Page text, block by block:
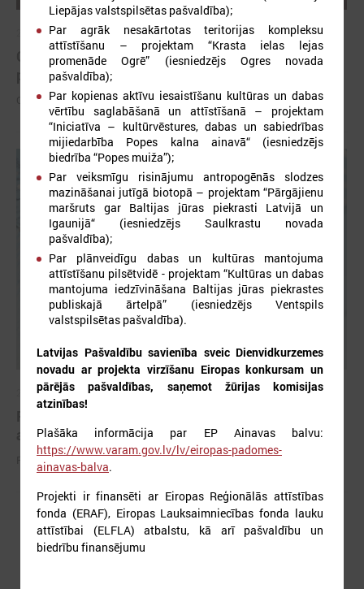
2026. gada 26. maijs
Cildināti “Talkas cilts balvas” uzvarētāji un
pašvaldību koordinatori
Cildināti “Talkas cilts balvas” uzvarētāji un pašvaldību koordinatori
2026. gada 25. maijs
apraides gadījumā
Pieejamas rīcības vadlīnijas institūcijām šūnu apraides gadījumā
Liepājas valstspilsētas pašvaldība);
Par agrāk nesakārtotas teritorijas kompleksu
attīstīšanu – projektam “Krasta ielas lejas
promenāde Ogrē” (iesniedzējs Ogres novada
pašvaldība);
Par kopienas aktīvu iesaistīšanu kultūras un dabas
vērtību saglabāšanā un attīstīšanā – projektam
“Iniciatīva – kultūrvēstures, dabas un sabiedrības
mijiedarbība Popes kalna ainavā“ (iesniedzējs
biedrība “Popes muiža”);
Par veiksmīgu risinājumu antropogēnās slodzes
mazināšanai jutīgā biotopā – projektam “Pārgājienu
maršruts gar Baltijas jūras piekrasti Latvijā un
Igaunijā“ (iesniedzējs Saulkrastu novada
pašvaldība);
Par plānveidīgu dabas un kultūras mantojuma
attīstīšanu pilsētvidē - projektam “Kultūras un dabas
mantojuma iedzīvināšana Baltijas jūras piekrastes
publiskajā ārtelpā” (iesniedzējs Ventspils
valstspilsētas pašvaldība).
Latvijas Pašvaldību savienība sveic Dienvidkurzemes
novadu ar projekta virzīšanu Eiropas konkursam un
pārējās pašvaldības, saņemot žūrijas komisijas
atzinības!
Plašāka informācija par EP Ainavas balvu:
https://www.varam.gov.lv/lv/eiropas-padomes-
ainavas-balva.
Projekti ir finansēti ar Eiropas Reģionālās attīstības
fonda (ERAF), Eiropas Lauksaimniecības fonda lauku
attīstībai (ELFLA) atbalstu, kā arī pašvaldību un
biedrību finansējumu